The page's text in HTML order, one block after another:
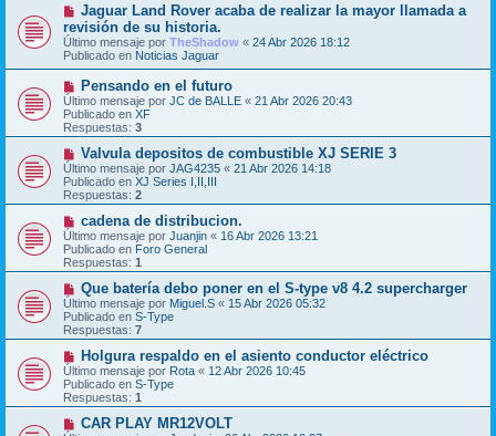
e
m
e
n
s
a
e
N
e
v
o
m
n
s
a
j
e
Jaguar Land Rover acaba de realizar la mayor llamada a
revisión de su historia.
Último mensaje por TheShadow « 24 Abr 2026 18:12
Publicado en Noticias Jaguar
N
u
e
v
o
m
e
n
s
a
e
Pensando en el futuro
Último mensaje por JC de BALLE « 21 Abr 2026 20:43
Publicado en XF
Respuestas: 3
N
u
e
v
o
m
e
n
s
a
e
Valvula depositos de combustible XJ SERIE 3
Último mensaje por JAG4235 « 21 Abr 2026 14:18
Publicado en XJ Series I,II,III
Respuestas: 2
N
u
e
v
o
m
e
n
s
a
e
cadena de distribucion.
Último mensaje por Juanjin « 16 Abr 2026 13:21
Publicado en Foro General
Respuestas: 1
N
u
e
v
o
m
e
n
s
a
e
Que batería debo poner en el S-type v8 4.2 supercharger
Último mensaje por Miguel.S « 15 Abr 2026 05:32
Publicado en S-Type
Respuestas: 7
N
u
e
v
o
m
e
Holgura respaldo en el asiento conductor eléctrico
Último mensaje por Rota « 12 Abr 2026 10:45
Publicado en S-Type
Respuestas: 1
NCAR PLAY MR12VOLT